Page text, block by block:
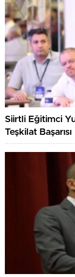
Siirtli Eğitimci
Teşkilat Başarısı